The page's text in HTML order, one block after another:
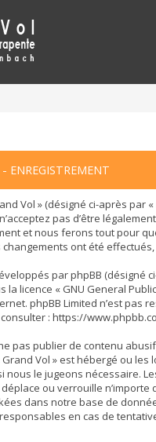
ENREGISTREMENT
Vol » (désigné ci-après par
pas d’être
et nous ferons tout pour
changements ont été
par phpBB (désigné
la licence « GNU General
phpBB Limited n’est pas
: https://
pas publier de contenu
Vol » est hébergé ou
nous le jugeons nécessaire.
ou verrouille
dans notre base de
en cas de